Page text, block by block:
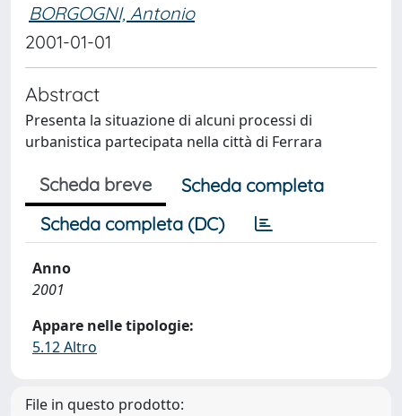
BORGOGNI, Antonio
2001-01-01
Abstract
Presenta la situazione di alcuni processi di
urbanistica partecipata nella città di Ferrara
Scheda breve
Scheda completa
Scheda completa (DC)
Anno
2001
Appare nelle tipologie:
5.12 Altro
File in questo prodotto: